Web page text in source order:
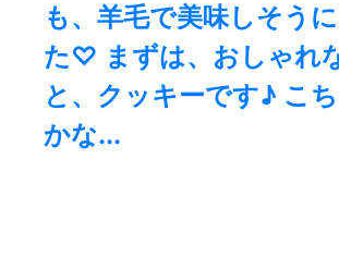
も、羊毛で美味しそう
た♡ まずは、おしゃれ
と、クッキーです♪ こ
かな...